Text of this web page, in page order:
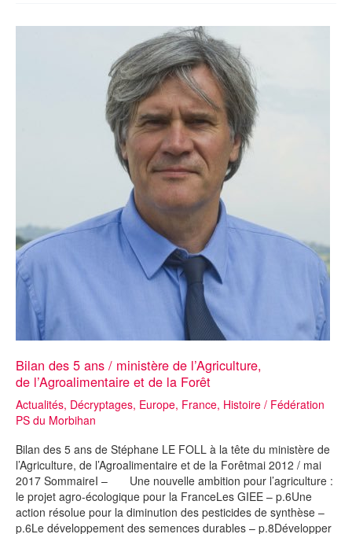
de
Bilan des 5 ans / ministère de l’Agriculture,
de l’Agroalimentaire et de la Forêt
Actualités, Décryptages, Europe, France, Histoire / Fédération
PS du Morbihan
Bilan des 5 ans de Stéphane LE FOLL à la tête du ministère de
l’Agriculture, de l’Agroalimentaire et de la Forêtmai 2012 / mai
2017 SommaireI – Une nouvelle ambition pour l’agriculture :
le projet agro-écologique pour la FranceLes GIEE – p.6Une
action résolue pour la diminution des pesticides de synthèse –
p.6Le développement des semences durables – p.8Développer